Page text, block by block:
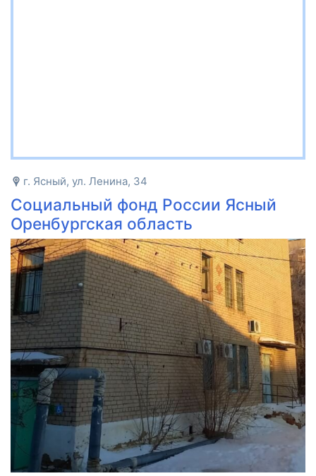
г. Ясный, ул. Ленина, 34
Социальный фонд России Ясный
Оренбургская область